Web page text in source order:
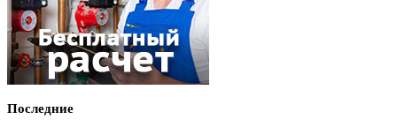
Последние